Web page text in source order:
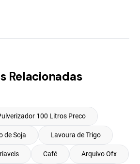
Relacionadas
100 Litros Preco
de Soja Lavoura de Trigo
Café Arquivo Ofx